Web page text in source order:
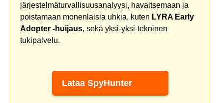
järjestelmäturvallisuusanalyysi, havaitsemaan ja
poistamaan monenlaisia uhkia, kuten LYRA Early
Adopter -huijaus, sekä yksi-yksi-tekninen
tukipalvelu.
Lataa SpyHunter